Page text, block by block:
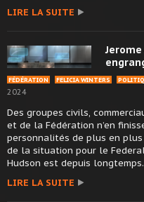
LIRE LA SUITE
FÉDÉRATION FELICIA WINTERS
2024
Des groupes civils,
et de la Fédération n’en
personnalités de plus en
de la situation pour le
Hudson est depuis
LIRE LA SUITE